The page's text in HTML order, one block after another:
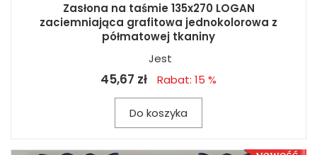
Zasłona na taśmie 135x270 LOGAN
zaciemniająca grafitowa jednokolorowa z
półmatowej tkaniny
Jest
45,67 zł Rabat: 15 %
Do koszyka